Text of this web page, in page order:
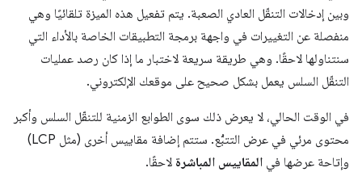
وبين إدخالات التنقّل العادي الصعبة. يتم تفعيل هذه الميزة تلقائيًا وهي
منفصلة عن التغييرات في واجهة برمجة التطبيقات الخاصة بالأداء التي
سنتناولها لاحقًا. وهي طريقة سريعة لاختبار ما إذا كان رصد عمليات
التنقّل السلس يعمل بشكل صحيح على موقعك الإلكتروني.
في الوقت الحالي، لا يعرض ذلك سوى الطوابع الزمنية للتنقّل السلس وأكبر
محتوى مرئي في عرض التتبُّع. ستتم إضافة مقاييس أخرى (مثل LCP)
وإتاحة عرضها في المقاييس المباشرة لاحقًا.